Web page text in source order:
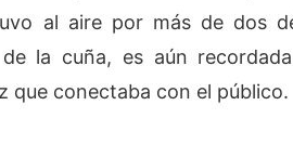
al aire por más de dos
la cuña, es aún
que conectaba con el público.